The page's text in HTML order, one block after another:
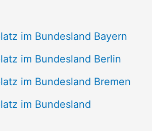
im Bundesland Bayern
im Bundesland Berlin
im Bundesland Bremen
im Bundesland